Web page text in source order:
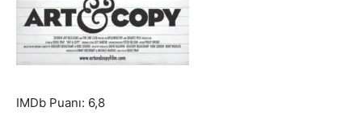
IMDb Puanı: 6,8